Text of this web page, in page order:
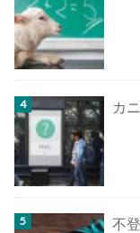
カ
不